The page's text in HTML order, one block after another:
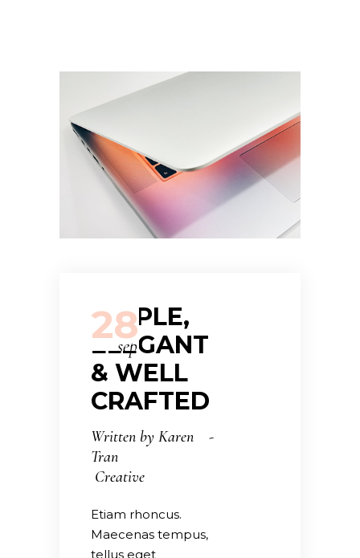
28
sep
SIMPLE,
ELEGANT
& WELL
CRAFTED
Written by Karen
Tran
Creative
Etiam rhoncus.
Maecenas tempus,
tellus eget